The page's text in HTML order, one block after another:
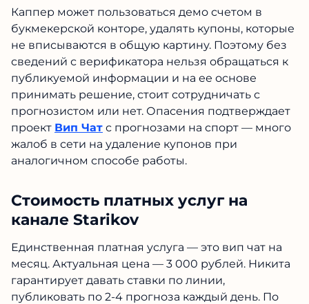
Каппер может пользоваться демо счетом в
букмекерской конторе, удалять купоны, которые
не вписываются в общую картину. Поэтому без
сведений с верификатора нельзя обращаться к
публикуемой информации и на ее основе
принимать решение, стоит сотрудничать с
прогнозистом или нет. Опасения подтверждает
проект Вип Чат с прогнозами на спорт — много
жалоб в сети на удаление купонов при
аналогичном способе работы.
Стоимость платных услуг на
канале Starikov
Единственная платная услуга — это вип чат на
месяц. Актуальная цена — 3 000 рублей. Никита
гарантирует давать ставки по линии,
публиковать по 2-4 прогноза каждый день. По